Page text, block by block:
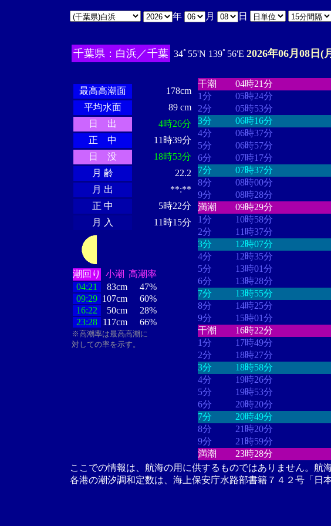
年 月 日
千葉県：白浜／千葉 34ﾟ55'N 139ﾟ56'E 2026年06月08日(
最高高潮面
178cm
平均水面
89 cm
日 出
4時26分
正 中
11時39分
日 没
18時53分
月 齢
22.2
月 出
**:**
正 中
5時22分
月 入
11時15分
潮回り 小潮 高潮率
04:21
83cm
47%
09:29 107cm
60%
16:22
50cm
28%
23:28 117cm 66%
※高潮率は最高高潮に
対しての率を示す。
干潮
04時21分
1分
05時24分
2分
05時53分
3分
06時16分
4分
06時37分
5分
06時57分
6分
07時17分
7分
07時37分
8分
08時00分
9分
08時28分
満潮
09時29分
1分
10時58分
2分
11時37分
3分
12時07分
4分
12時35分
5分
13時01分
6分
13時28分
7分
13時55分
8分
14時25分
9分
15時01分
干潮
16時22分
1分
17時49分
2分
18時27分
3分
18時58分
4分
19時26分
5分
19時53分
6分
20時20分
7分
20時49分
8分
21時20分
9分
21時59分
満潮
23時28分
ここでの情報は、航海の用に供するものではありません。航
各港の潮汐調和定数は、海上保安庁水路部書籍７４２号「日